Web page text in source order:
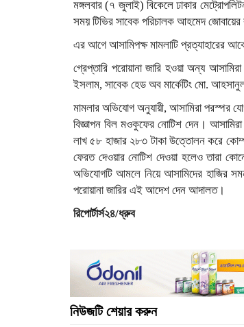
মঙ্গলবার (৭ জুলাই) বিকেলে ঢাকার
সময় টিভির সাবেক পরিচালক আহমেদ জোবায়ের
​এর আগে আসামিপক্ষ মামলাটি প্রত্যাহারের
গ্রেপ্তারি পরোয়ানা জারি হওয়া অন্য
ইসলাম, সাবেক হেড অব মার্কেটিং মো. আহসানুল
​মামলার অভিযোগ অনুযায়ী, আসামিরা পরস্পর
বিজ্ঞাপন বিল মওকুফের নোটিশ দেন।
লাখ ৫৮ হাজার ২৮৩ টাকা উত্তোলন করে
ফেরত দেওয়ার নোটিশ দেওয়া হলেও তারা
অভিযোগটি আমলে নিয়ে আসামিদের হাজির
পরোয়ানা জারির এই আদেশ দেন আদালত।
রিপোর্টার্স২৪/ধ্রুব
নিউজটি শেয়ার করুন